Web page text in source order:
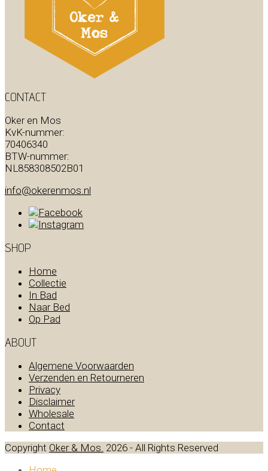
CONTACT
Oker en Mos
KvK-nummer:
70406340
BTW-nummer:
NL858308502B01
info@okerenmos.nl
SHOP
Home
Collectie
In Bad
Naar Bed
Op Pad
ABOUT
Algemene Voorwaarden
Verzenden en Retourneren
Privacy
Disclaimer
Wholesale
Contact
Copyright Oker & Mos. 2026 - All Rights Reserved